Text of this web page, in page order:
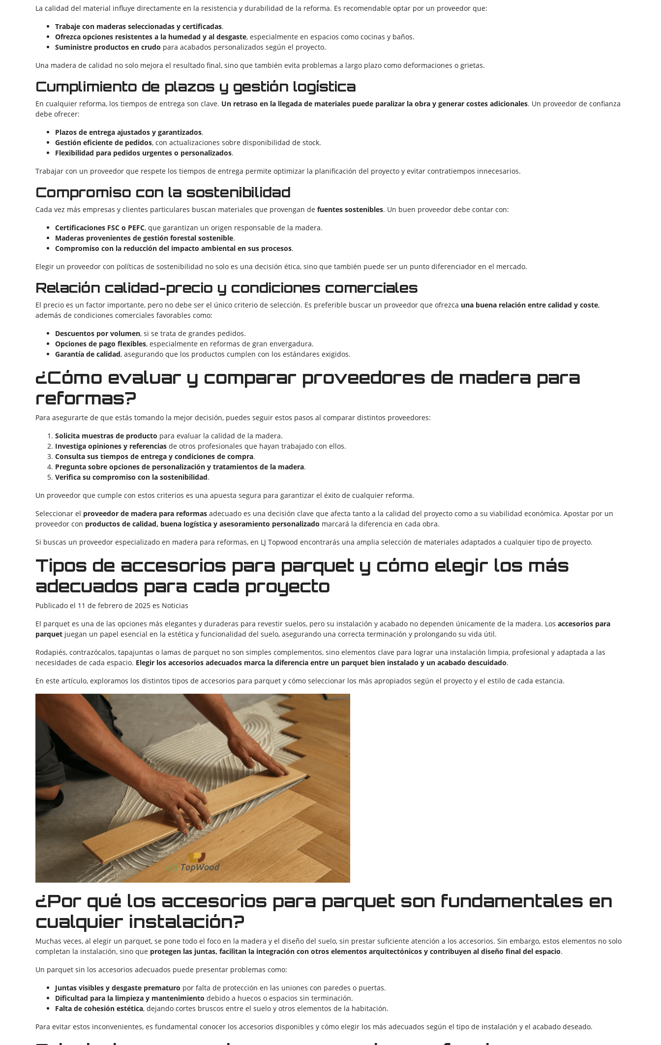
La calidad del material influye directamente en la resistencia y durabilidad de la reforma. Es recomendable optar por un proveedor que:
Trabaje con maderas seleccionadas y certificadas.
Ofrezca opciones resistentes a la humedad y al desgaste, especialmente en espacios como cocinas y baños.
Suministre productos en crudo para acabados personalizados según el proyecto.
Una madera de calidad no solo mejora el resultado final, sino que también evita problemas a largo plazo como deformaciones o grietas.
Cumplimiento de plazos y gestión logística
En cualquier reforma, los tiempos de entrega son clave. Un retraso en la llegada de materiales puede paralizar la obra y generar costes adicionales. Un proveedor de confianza
debe ofrecer:
Plazos de entrega ajustados y garantizados.
Gestión eficiente de pedidos, con actualizaciones sobre disponibilidad de stock.
Flexibilidad para pedidos urgentes o personalizados.
Trabajar con un proveedor que respete los tiempos de entrega permite optimizar la planificación del proyecto y evitar contratiempos innecesarios.
Compromiso con la sostenibilidad
Cada vez más empresas y clientes particulares buscan materiales que provengan de fuentes sostenibles. Un buen proveedor debe contar con:
Certificaciones FSC o PEFC, que garantizan un origen responsable de la madera.
Maderas provenientes de gestión forestal sostenible.
Compromiso con la reducción del impacto ambiental en sus procesos.
Elegir un proveedor con políticas de sostenibilidad no solo es una decisión ética, sino que también puede ser un punto diferenciador en el mercado.
Relación calidad-precio y condiciones comerciales
El precio es un factor importante, pero no debe ser el único criterio de selección. Es preferible buscar un proveedor que ofrezca una buena relación entre calidad y coste,
además de condiciones comerciales favorables como:
Descuentos por volumen, si se trata de grandes pedidos.
Opciones de pago flexibles, especialmente en reformas de gran envergadura.
Garantía de calidad, asegurando que los productos cumplen con los estándares exigidos.
¿Cómo evaluar y comparar proveedores de madera para
reformas?
Para asegurarte de que estás tomando la mejor decisión, puedes seguir estos pasos al comparar distintos proveedores:
Solicita muestras de producto para evaluar la calidad de la madera.
Investiga opiniones y referencias de otros profesionales que hayan trabajado con ellos.
Consulta sus tiempos de entrega y condiciones de compra.
Pregunta sobre opciones de personalización y tratamientos de la madera.
Verifica su compromiso con la sostenibilidad.
Un proveedor que cumple con estos criterios es una apuesta segura para garantizar el éxito de cualquier reforma.
Seleccionar el proveedor de madera para reformas adecuado es una decisión clave que afecta tanto a la calidad del proyecto como a su viabilidad económica. Apostar por un
proveedor con productos de calidad, buena logística y asesoramiento personalizado marcará la diferencia en cada obra.
Si buscas un proveedor especializado en madera para reformas, en LJ Topwood encontrarás una amplia selección de materiales adaptados a cualquier tipo de proyecto.
Tipos de accesorios para parquet y cómo elegir los más
adecuados para cada proyecto
Publicado el 11 de febrero de 2025 es Noticias
El parquet es una de las opciones más elegantes y duraderas para revestir suelos, pero su instalación y acabado no dependen únicamente de la madera. Los accesorios para
parquet juegan un papel esencial en la estética y funcionalidad del suelo, asegurando una correcta terminación y prolongando su vida útil.
Rodapiés, contrazócalos, tapajuntas o lamas de parquet no son simples complementos, sino elementos clave para lograr una instalación limpia, profesional y adaptada a las
necesidades de cada espacio. Elegir los accesorios adecuados marca la diferencia entre un parquet bien instalado y un acabado descuidado.
En este artículo, exploramos los distintos tipos de accesorios para parquet y cómo seleccionar los más apropiados según el proyecto y el estilo de cada estancia.
¿Por qué los accesorios para parquet son fundamentales en
cualquier instalación?
Muchas veces, al elegir un parquet, se pone todo el foco en la madera y el diseño del suelo, sin prestar suficiente atención a los accesorios. Sin embargo, estos elementos no solo
completan la instalación, sino que protegen las juntas, facilitan la integración con otros elementos arquitectónicos y contribuyen al diseño final del espacio.
Un parquet sin los accesorios adecuados puede presentar problemas como:
Juntas visibles y desgaste prematuro por falta de protección en las uniones con paredes o puertas.
Dificultad para la limpieza y mantenimiento debido a huecos o espacios sin terminación.
Falta de cohesión estética, dejando cortes bruscos entre el suelo y otros elementos de la habitación.
Para evitar estos inconvenientes, es fundamental conocer los accesorios disponibles y cómo elegir los más adecuados según el tipo de instalación y el acabado deseado.